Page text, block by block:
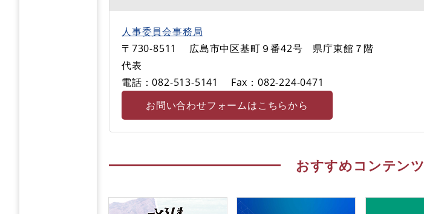
人事委員会事務局
〒730-8511
広島市中区基町９番42号 県庁東館７階
代表
電話：082-513-5141
Fax：082-224-0471
お問い合わせフォームはこちらから
おすすめコンテンツ